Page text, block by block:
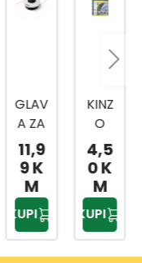
GLAV
A ZA
TRIM
ER
VP118
7
11,9
9 K
M
KUPI
KINZ
O
PODL
OGA
ZA
KOLJ
ENA
4,5
0 K
M
KUPI